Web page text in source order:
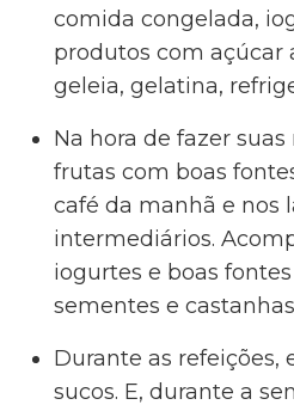
comida congelada,
produtos com açúcar
geleia, gelatina,
Na hora de fazer
frutas com boas
café da manhã e nos
intermediários.
iogurtes e boas
sementes e
Durante as refeições,
sucos. E, durante a